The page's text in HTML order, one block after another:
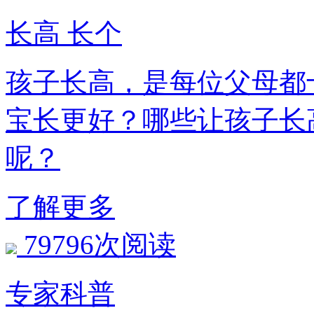
长高 长个
孩子长高，是每位父
宝长更好？哪些让孩子
呢？
了解更多
79796次阅读
专家科普